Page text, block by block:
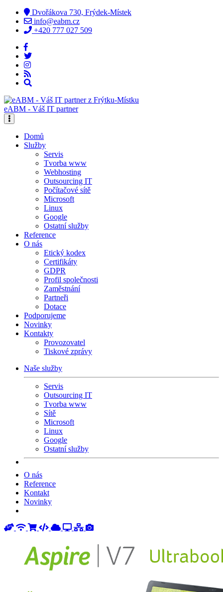
Dvořákova 730, Frýdek-Místek
info@eabm.cz
+420 777 027 509
eABM - Váš IT partner
Domů
Služby
Servis
Tvorba www
Webhosting
Outsourcing IT
Počítačové sítě
Microsoft
Linux
Google
Ostatní služby
Reference
O nás
Etický kodex
Certifikáty
GDPR
Profil společnosti
Zaměstnání
Partneři
Dotace
Podporujeme
Novinky
Kontakty
Provozovatel
Tiskové zprávy
Naše služby
Servis
Outsourcing IT
Tvorba www
Sítě
Microsoft
Linux
Google
Ostatní služby
O nás
Reference
Kontakt
Novinky